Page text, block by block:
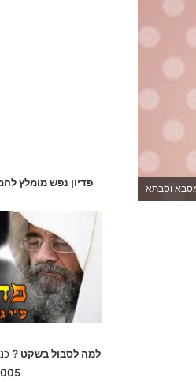
וסבתא
פדיון נפש מומלץ
למה לסבול בשקט ?